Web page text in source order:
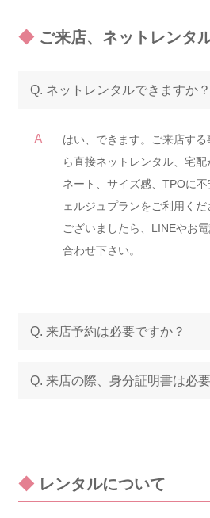
◆ ご来店、ネットレンタ
Q. ネットレンタルできますか？
A
はい、できます。ご来店す
ら直接ネットレンタル、宅
ネート、サイズ感、TPOに
ェルジュプランをご利用く
ございましたら、LINEやお
合わせ下さい。
Q. 来店予約は必要ですか？
Q. 来店の際、身分証明書は必
◆ レンタルについて